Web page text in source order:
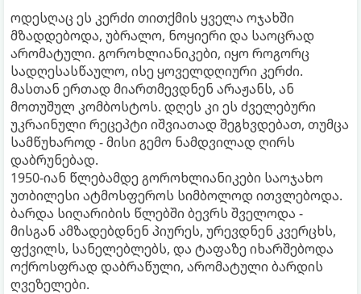
ოდესღაც ეს კერძი თითქმის ყველა ოჯახში
მზადდებოდა, უბრალო, ნოყიერი და საოცრად
არომატული. გოროხლიანიკები, იყო როგორც
სადღესასწაულო, ისე ყოველდღიური კერძი.
მასთან ერთად მიართმევდნენ არაჟანს, ან
მოთუშულ კომბოსტოს. დღეს კი ეს ძველებური
უკრაინული რეცეპტი იშვიათად შეგხვდებათ, თუმცა
სამწუხაროდ - მისი გემო ნამდვილად ღირს
დაბრუნებად.
1950-იან წლებამდე გოროხლიანიკები საოჯახო
უთბილესი ატმოსფეროს სიმბოლოდ ითვლებოდა.
ბარდა სიღარიბის წლებში ბევრს შველოდა -
მისგან ამზადებდნენ პიურეს, ურევდნენ კვერცხს,
ფქვილს, სანელებლებს, და ტაფაზე იხარშებოდა
ოქროსფრად დაბრაწული, არომატული ბარდის
ღვეზელები.